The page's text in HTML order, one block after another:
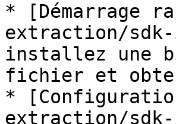
* [Démarrage
extraction/
installez une
fichier et
*
extraction/